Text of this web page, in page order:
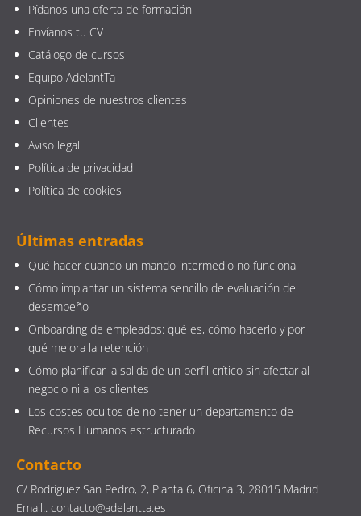
Pídanos una oferta de formación
Envíanos tu CV
Catálogo de cursos
Equipo AdelantTa
Opiniones de nuestros clientes
Clientes
Aviso legal
Política de privacidad
Política de cookies
Últimas entradas
Qué hacer cuando un mando intermedio no funciona
Cómo implantar un sistema sencillo de evaluación del
desempeño
Onboarding de empleados: qué es, cómo hacerlo y por
qué mejora la retención
Cómo planificar la salida de un perfil crítico sin afectar al
negocio ni a los clientes
Los costes ocultos de no tener un departamento de
Recursos Humanos estructurado
Contacto
C/ Rodríguez San Pedro, 2, Planta 6, Oficina 3, 28015 Madrid
Email:. contacto@adelantta.es